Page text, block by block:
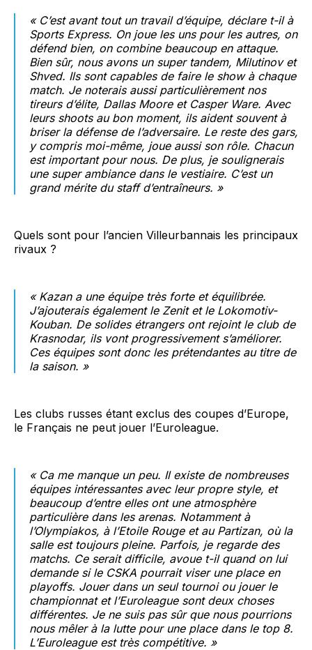
« C’est avant tout un travail d’équipe, déclare t-il à
Sports Express. On joue les uns pour les autres, on
défend bien, on combine beaucoup en attaque.
Bien sûr, nous avons un super tandem, Milutinov et
Shved. Ils sont capables de faire le show à chaque
match. Je noterais aussi particulièrement nos
tireurs d’élite, Dallas Moore et Casper Ware. Avec
leurs shoots au bon moment, ils aident souvent à
briser la défense de l’adversaire. Le reste des gars,
y compris moi-même, joue aussi son rôle. Chacun
est important pour nous. De plus, je soulignerais
une super ambiance dans le vestiaire. C’est un
grand mérite du staff d’entraîneurs. »
Quels sont pour l’ancien Villeurbannais les principaux
rivaux ?
« Kazan a une équipe très forte et équilibrée.
J’ajouterais également le Zenit et le Lokomotiv-
Kouban. De solides étrangers ont rejoint le club de
Krasnodar, ils vont progressivement s’améliorer.
Ces équipes sont donc les prétendantes au titre de
la saison. »
Les clubs russes étant exclus des coupes d’Europe,
le Français ne peut jouer l’Euroleague.
« Ca me manque un peu. Il existe de nombreuses
équipes intéressantes avec leur propre style, et
beaucoup d’entre elles ont une atmosphère
particulière dans les arenas. Notamment à
l’Olympiakos, à l’Etoile Rouge et au Partizan, où la
salle est toujours pleine. Parfois, je regarde des
matchs. Ce serait difficile, avoue t-il quand on lui
demande si le CSKA pourrait viser une place en
playoffs. Jouer dans un seul tournoi ou jouer le
championnat et l’Euroleague sont deux choses
différentes. Je ne suis pas sûr que nous pourrions
nous mêler à la lutte pour une place dans le top 8.
L’Euroleague est très compétitive. »